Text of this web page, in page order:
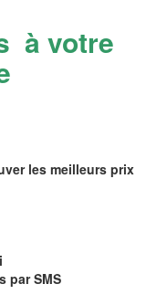
à votre
les meilleurs prix
par SMS